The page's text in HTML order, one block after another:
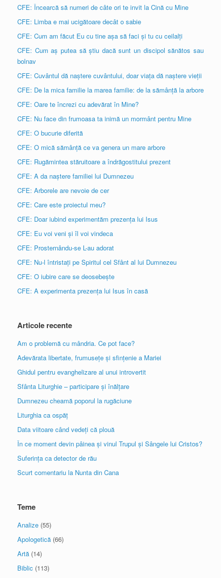
CFE: Încearcă să numeri de câte ori te invit la Cină cu Mine
CFE: Limba e mai ucigătoare decât o sabie
CFE: Cum am făcut Eu cu tine așa să faci și tu cu ceilalți
CFE: Cum aș putea să știu dacă sunt un discipol sănătos sau
bolnav
CFE: Cuvântul dă naștere cuvântului, doar viața dă naștere vieții
CFE: De la mica familie la marea familie: de la sămânță la arbore
CFE: Oare te încrezi cu adevărat în Mine?
CFE: Nu face din frumoasa ta inimă un mormânt pentru Mine
CFE: O bucurie diferită
CFE: O mică sămânță ce va genera un mare arbore
CFE: Rugămintea stăruitoare a îndrăgostitului prezent
CFE: A da naștere familiei lui Dumnezeu
CFE: Arborele are nevoie de cer
CFE: Care este proiectul meu?
CFE: Doar iubind experimentăm prezența lui Isus
CFE: Eu voi veni și îl voi vindeca
CFE: Prosternându-se L-au adorat
CFE: Nu-l întristați pe Spiritul cel Sfânt al lui Dumnezeu
CFE: O iubire care se deosebește
CFE: A experimenta prezența lui Isus în casă
Articole recente
Am o problemă cu mândria. Ce pot face?
Adevărata libertate, frumusețe și sfințenie a Mariei
Ghidul pentru evanghelizare al unui introvertit
Sfânta Liturghie – participare și înălțare
Dumnezeu cheamă poporul la rugăciune
Liturghia ca ospăț
Data viitoare când vedeți că plouă
În ce moment devin pâinea și vinul Trupul și Sângele lui Cristos?
Suferința ca detector de rău
Scurt comentariu la Nunta din Cana
Teme
Analize (55)
Apologetică (66)
Artă (14)
Biblic (113)